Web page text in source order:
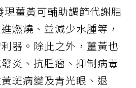
薑黃可輔助調節代謝脂
燃燒、並減少水腫等，
器。除此之外，薑黃也
炎、抗腫瘤、抑制病毒
斑病變及青光眼、退